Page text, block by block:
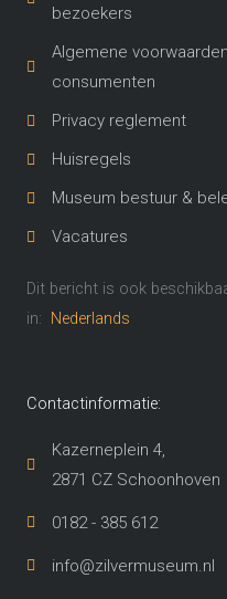
bezoekers
Algemene voorwaarden
consumenten
Privacy reglement
Huisregels
Museum bestuur &
Vacatures
Dit bericht is ook
in:
Nederlands
Contactinformatie:
Kazerneplein 4,
2871 CZ Schoonhoven​
0182 - 385 612
info@zilvermuseum.nl